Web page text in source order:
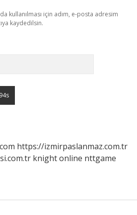
kullanılması için adım, e-posta adresim
kaydedilsin.
https://izmirpaslanmaz.com.tr
knight online nttgame